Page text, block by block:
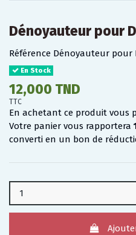
Dénoyauteur pour
Référence Dénoyauteur pour
En Stock
12,000 TND
TTC
En achetant ce produit vous
Votre panier vous rapportera
converti en un bon de